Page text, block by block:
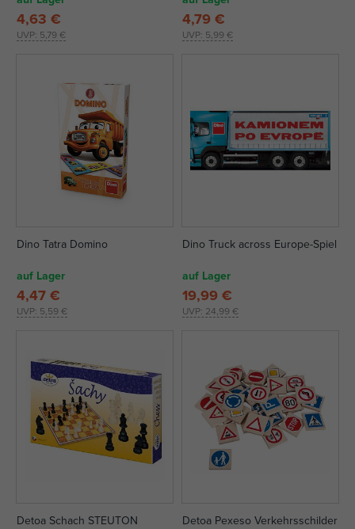
UVP: 5,79 €
4,63 €
UVP: 5,99 €
4,79 €
Dino Tatra Domino
auf Lager
UVP: 5,59 €
4,47 €
Dino Truck across Europe-Spiel
auf Lager
UVP: 24,99 €
19,99 €
Detoa Schach STEUTON
Detoa Pexeso Verkehrsschilder